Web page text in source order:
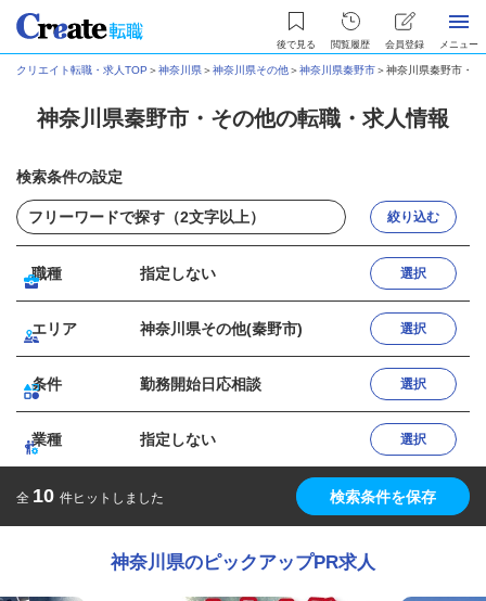
後で見る 閲覧履歴 会員登録 メニュー
クリエイト転職・求人TOP ＞神奈川県＞神奈川県その他＞神奈川県秦野市＞神奈川県秦野市・
神奈川県秦野市・その他の転職・求人情報
検索条件の設定
絞り込む
職種 指定しない 選択
エリア 神奈川県その他(秦野市) 選択
条件 勤務開始日応相談 選択
業種 指定しない 選択
全 10 件ヒットしました 検索条件を保存
神奈川県のピックアップPR求人